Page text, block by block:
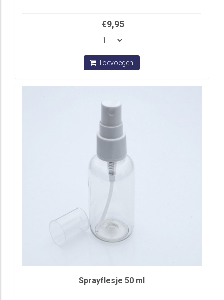
€9,95
Toevoegen
Sprayflesje 50 ml